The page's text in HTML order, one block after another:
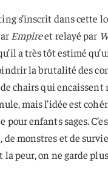
s’inscrit dans cette
Empireet relayé par
a très tôt estimé
la brutalité des
de chairs qui
mais l’idée est
pour enfants sages.
de monstres et de
la peur, on ne garde